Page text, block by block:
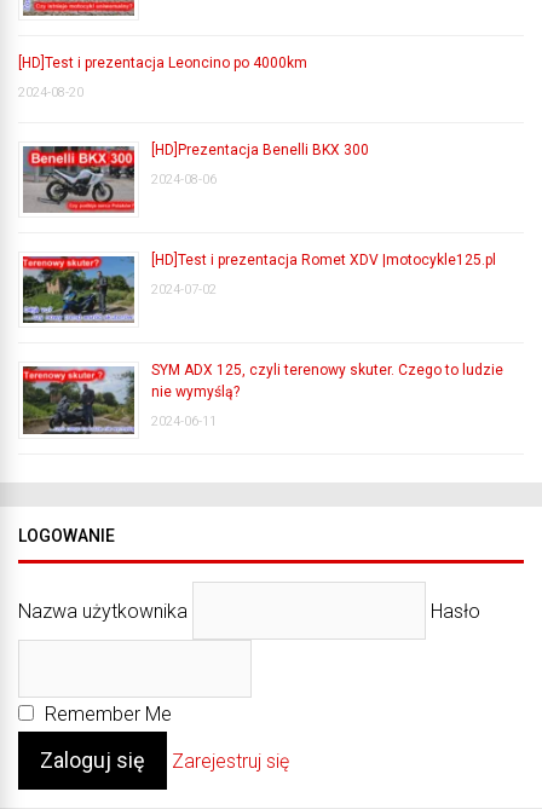
[HD]Test i prezentacja Leoncino po 4000km
2024-08-20
[HD]Prezentacja Benelli BKX 300
2024-08-06
[HD]Test i prezentacja Romet XDV |motocykle125.pl
2024-07-02
SYM ADX 125, czyli terenowy skuter. Czego to ludzie
nie wymyślą?
2024-06-11
LOGOWANIE
Nazwa użytkownika Hasło
Remember Me
Zarejestruj się